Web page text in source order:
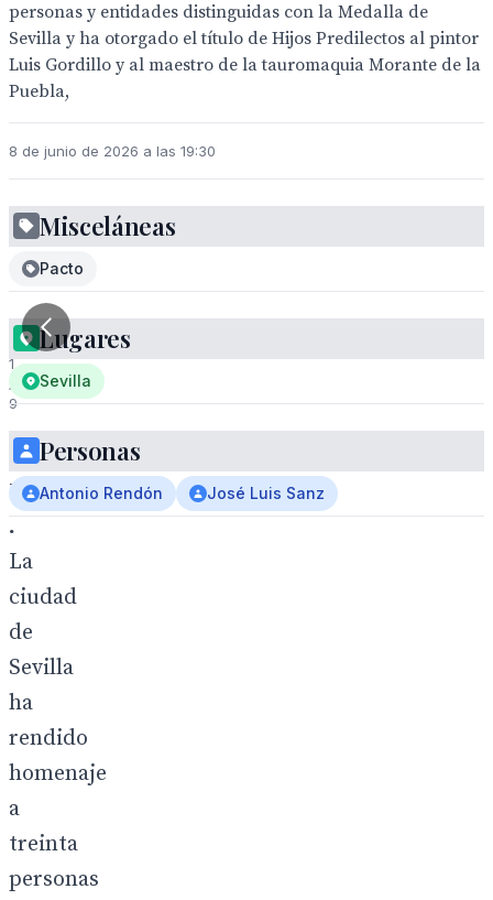
personas y entidades distinguidas con la Medalla de
Sevilla y ha otorgado el título de Hijos Predilectos al pintor
Luis Gordillo y al maestro de la tauromaquia Morante de la
Puebla,
8 de junio de 2026 a las 19:30
1
/
9
Antonio
Rendón
.
La
ciudad
de
Sevilla
ha
rendido
homenaje
a
treinta
personas
Misceláneas
Pacto
Lugares
Sevilla
Personas
Antonio Rendón José Luis Sanz